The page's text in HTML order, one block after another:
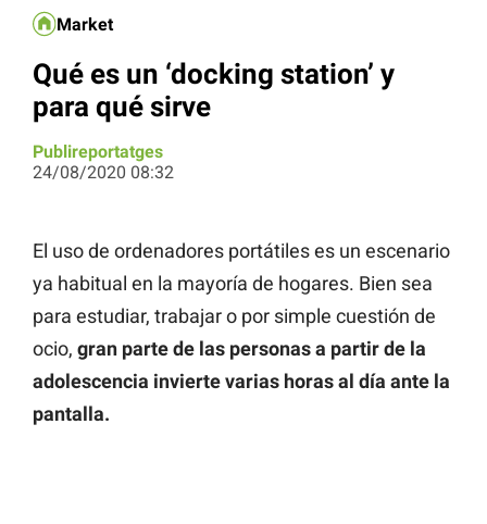
Market
Qué es un ‘docking station’ y
para qué sirve
Publireportatges
24/08/2020 08:32
El uso de ordenadores portátiles es un escenario
ya habitual en la mayoría de hogares. Bien sea
para estudiar, trabajar o por simple cuestión de
ocio, gran parte de las personas a partir de la
adolescencia invierte varias horas al día ante la
pantalla.